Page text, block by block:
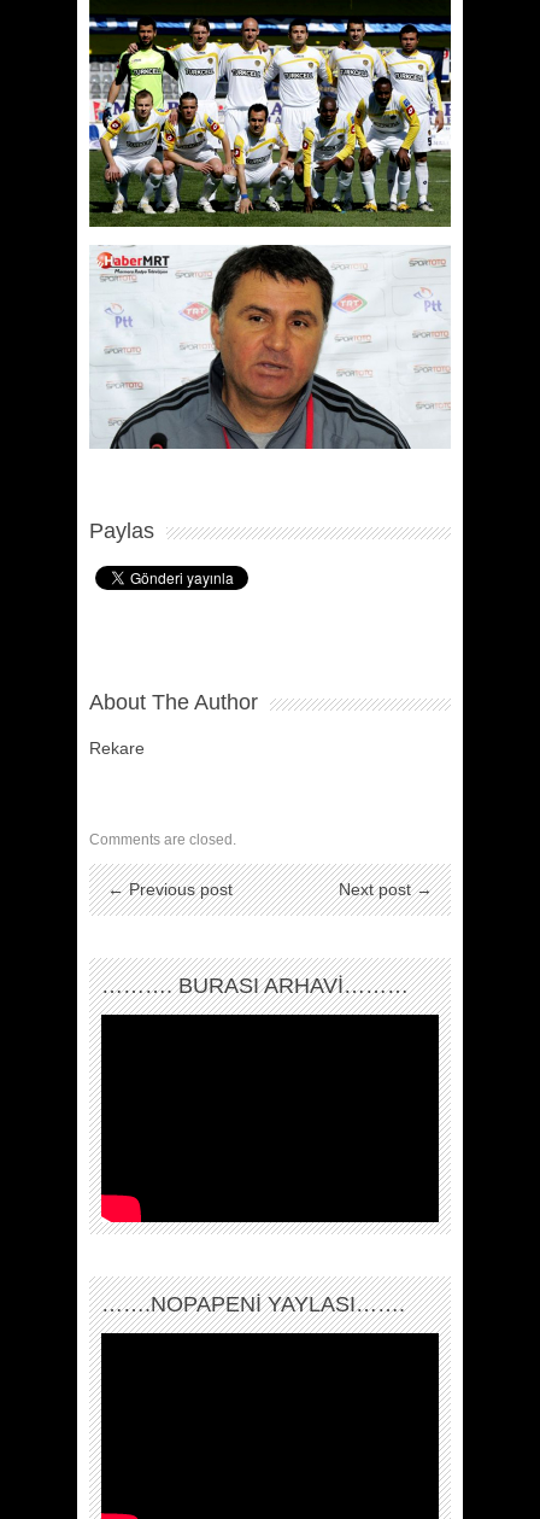
Paylas
About The Author
Rekare
Comments are closed.
← Previous post Next post →
………. BURASI ARHAVİ………
…….NOPAPENİ YAYLASI…….